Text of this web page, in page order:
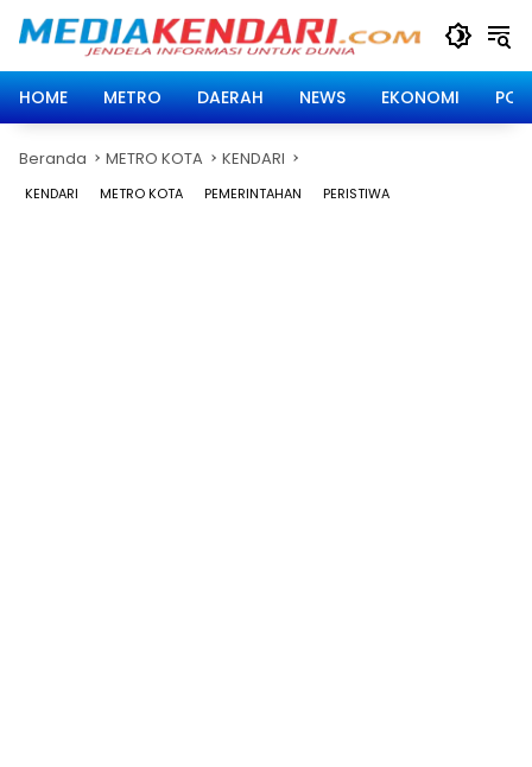
HOME
METRO DAERAH NEWS EKONOMI
Beranda METRO KOTA KENDARI
KENDARI METRO KOTA PEMERINTAHAN PERISTIWA